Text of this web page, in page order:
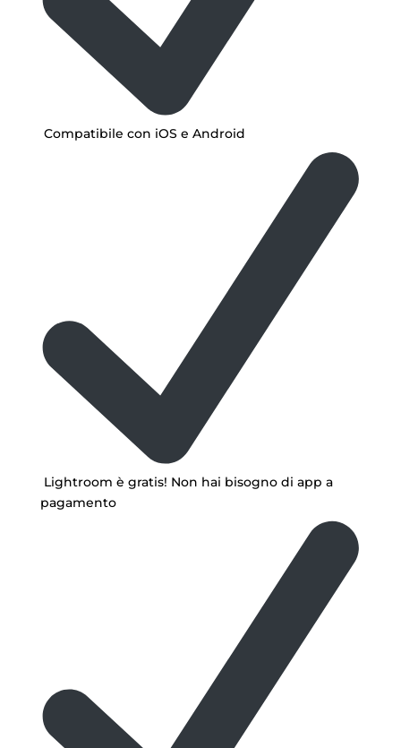
Compatibile con iOS e Android
Lightroom è gratis! Non hai bisogno di app a
pagamento